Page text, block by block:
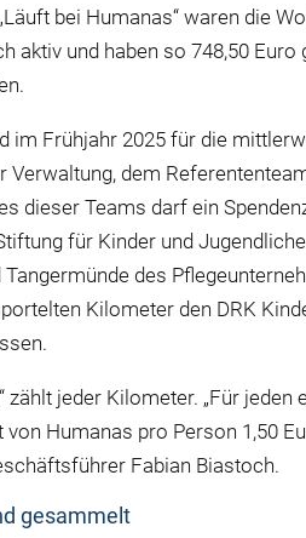
bei Humanas“ waren die
aktiv und haben so 748,50
im Frühjahr 2025 für die
dem
dieser Teams darf ein
für Kinder und
Tangermünde des
Kilometer den DRK
zählt jeder Kilometer. „Für
Humanas pro Person 1,50
Fabian Biastoch.
gesammelt